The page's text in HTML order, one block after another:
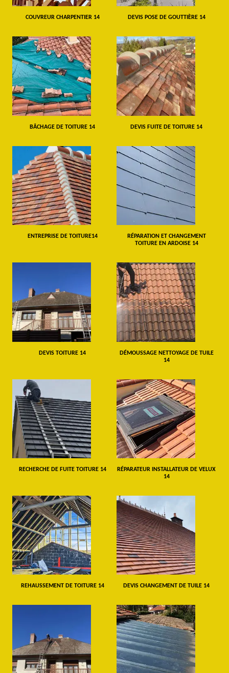
COUVREUR CHARPENTIER 14 DEVIS POSE DE GOUTTIÈRE 14
BÂCHAGE DE TOITURE 14 DEVIS FUITE DE TOITURE 14
ENTREPRISE DE TOITURE14
RÉPARATION ET CHANGEMENT
TOITURE EN ARDOISE 14
DEVIS TOITURE 14
DÉMOUSSAGE NETTOYAGE DE TUILE
14
RECHERCHE DE FUITE TOITURE 14
RÉPARATEUR INSTALLATEUR DE VELUX
14
REHAUSSEMENT DE TOITURE 14 DEVIS CHANGEMENT DE TUILE 14